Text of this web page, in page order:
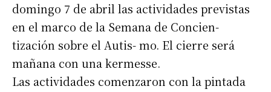
domingo 7 de abril las actividades previstas
en el marco de la Semana de Concien-
tización sobre el Autis- mo. El cierre será
mañana con una kermesse.
Las actividades comenzaron con la pintada